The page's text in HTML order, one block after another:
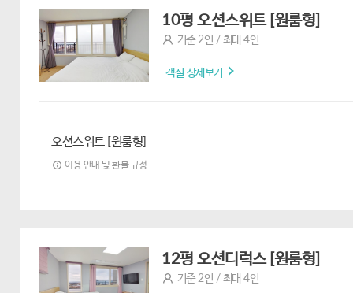
10평 오션스위트 [원룸형]
기준 2인 / 최대 4인
객실 상세보기
오션스위트 [원룸형]
이용 안내 및 환불 규정
12평 오션디럭스 [원룸형]
기준 2인 / 최대 4인